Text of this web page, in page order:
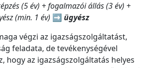
(5 év) + fogalmazói állás (3 év) +
(min. 1 év) ➡️ ügyész
végzi az igazságszolgáltatást,
feladata, de tevékenységével
hogy az igazságszolgáltatás helyes